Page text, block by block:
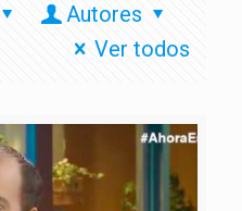
Autores
Ver todos